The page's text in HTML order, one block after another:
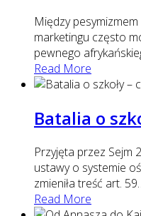
Między
marketingu często
pewnego
Read More
Batalia o
Przyjęta przez Sejm
ustawy o systemie
zmieniła treść art. 59
Read More